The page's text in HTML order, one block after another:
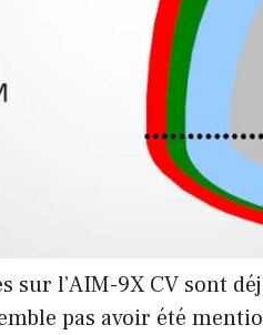
l’AIM-9X CV sont
pas avoir été